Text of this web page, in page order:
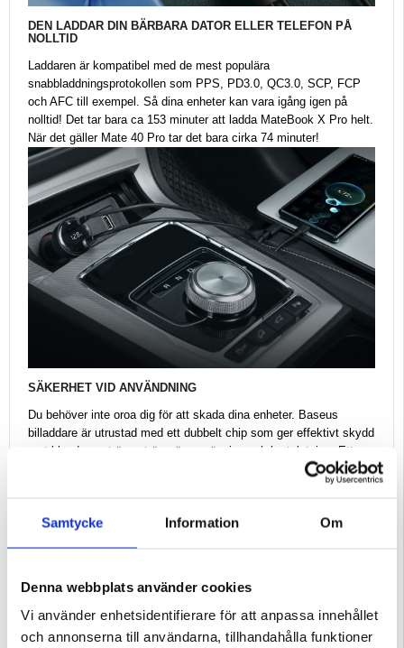
Samtycke Information Om
Denna webbplats använder cookies
Vi använder enhetsidentifierare för att anpassa innehållet
och annonserna till användarna, tillhandahålla funktioner
DEN LADDAR DIN BÄRBARA DATOR ELLER TELEFON PÅ
NOLLTID
Laddaren är kompatibel med de mest populära
snabbladdningsprotokollen som PPS, PD3.0, QC3.0, SCP, FCP
och AFC till exempel. Så dina enheter kan vara igång igen på
nolltid! Det tar bara ca 153 minuter att ladda MateBook X Pro helt.
När det gäller Mate 40 Pro tar det bara cirka 74 minuter!
SÄKERHET VID ANVÄNDNING
Du behöver inte oroa dig för att skada dina enheter. Baseus
billaddare är utrustad med ett dubbelt chip som ger effektivt skydd
mot bland annat överström, överspänning och kortslutning. Ett
nytt, förbättrat värmeavledningssystem skyddar ytterligare mot
överhettning och garanterar effektivare laddning. Dina enheter